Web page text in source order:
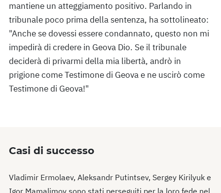
mantiene un atteggiamento positivo. Parlando in
tribunale poco prima della sentenza, ha sottolineato:
"Anche se dovessi essere condannato, questo non mi
impedirà di credere in Geova Dio. Se il tribunale
deciderà di privarmi della mia libertà, andrò in
prigione come Testimone di Geova e ne uscirò come
Testimone di Geova!"
Casi di successo
Vladimir Ermolaev, Aleksandr Putintsev, Sergey Kirilyuk e
Igor Mamalimov sono stati perseguiti per la loro fede nel